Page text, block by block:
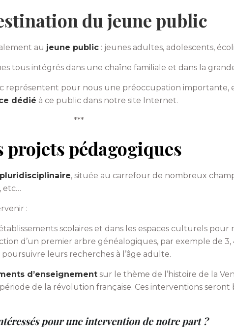
du jeune public
au jeune public : jeunes adultes, adolescents,
tous intégrés dans une chaîne familiale et dans la
représentent pour nous une préoccupation importante,
dédié à ce public dans notre site Internet.
***
projets pédagogiques
, située au carrefour de nombreux
etc…
:
scolaires et dans les espaces culturels
d’un premier arbre généalogiques, par exemple de 3,
leurs recherches à l’âge adulte.
d’enseignement sur le thème de l’histoire de la
de la révolution française. Ces interventions seront
pour une intervention de notre part ?